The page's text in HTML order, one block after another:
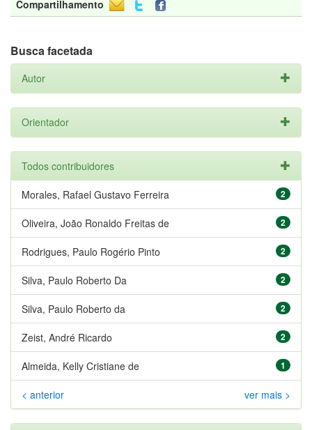
Compartilhamento
Busca facetada
Autor
Orientador
Todos contribuidores
2
Morales, Rafael Gustavo Ferreira
2
Oliveira, João Ronaldo Freitas de
2
Rodrigues, Paulo Rogério Pinto
2
Silva, Paulo Roberto Da
2
Silva, Paulo Roberto da
2
Zeist, André Ricardo
1
Almeida, Kelly Cristiane de
< anterior ver mais >